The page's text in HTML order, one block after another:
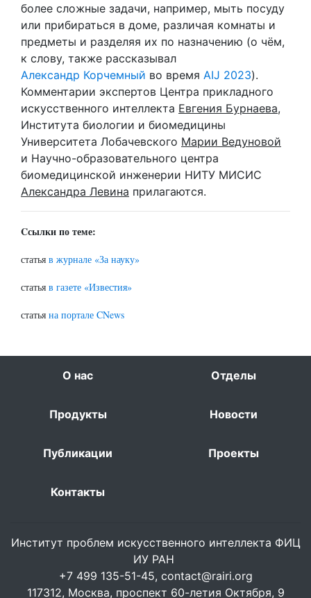
более сложные задачи, например, мыть посуду
или прибираться в доме, различая комнаты и
предметы и разделяя их по назначению (о чём,
к слову, также рассказывал
Александр Корчемный во время AIJ 2023).
Комментарии экспертов Центра прикладного
искусственного интеллекта Евгения Бурнаева,
Института биологии и биомедицины
Университета Лобачевского Марии Ведуновой
и Научно-образовательного центра
биомедицинской инженерии НИТУ МИСИС
Александра Левина прилагаются.
Cсылки по теме:
статья в журнале «За науку»
статья в газете «Известия»
статья на портале CNews
О нас Отделы
Продукты Новости
Публикации Проекты
Контакты
Институт проблем искусственного интеллекта ФИЦ
ИУ РАН
+7 499 135-51-45, contact@rairi.org
117312, Москва, проспект 60-летия Октября, 9